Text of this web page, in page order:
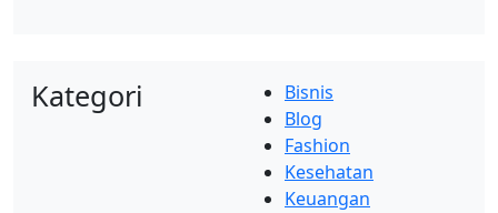
Kategori
Bisnis
Blog
Fashion
Kesehatan
Keuangan